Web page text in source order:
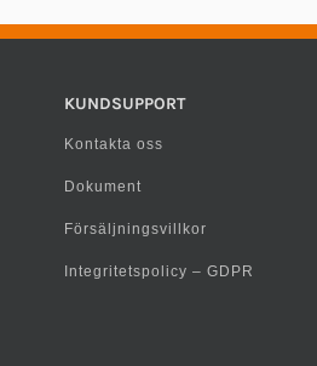
KUNDSUPPORT
Kontakta oss
Dokument
Försäljningsvillkor
Integritetspolicy – GDPR